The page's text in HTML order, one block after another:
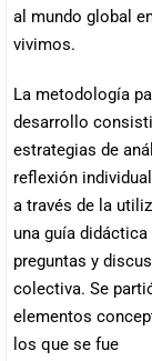
al mundo global
vivimos.
La metodología
desarrollo
estrategias de
reflexión
a través de la
una guía didáctica
preguntas y
colectiva. Se
elementos
los que se fue